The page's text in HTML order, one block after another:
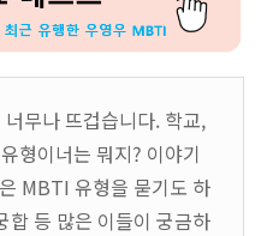
무나 뜨겁습니다. 학교,
형이너는 뭐지? 이야기
MBTI 유형을 묻기도 하
등 많은 이들이 궁금하